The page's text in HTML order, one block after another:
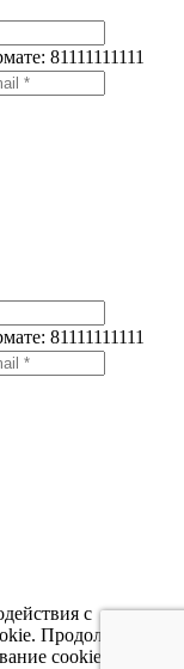
81111111111
81111111111
с
Продолжая
cookie-файлов.